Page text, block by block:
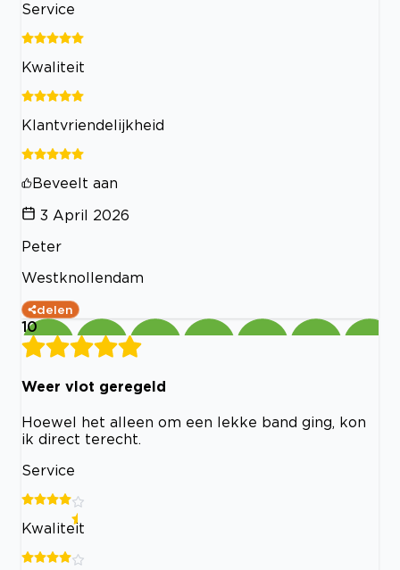
Service
Kwaliteit
Klantvriendelijkheid
Beveelt aan
3 April 2026
Peter
Westknollendam
delen
10
Weer vlot geregeld
Hoewel het alleen om een lekke band ging, kon
ik direct terecht.
Service
Kwaliteit